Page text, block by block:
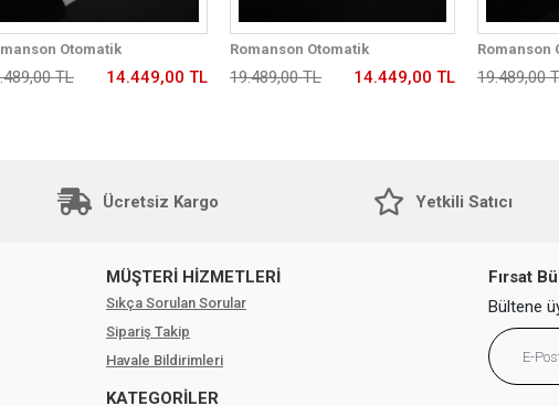
Otomatik
Premium Erkek
Saati 5 ATM Suya Dayanıklı 2
TL 14.449,00 TL
Romanson Otomatik
Mekanizmalı Premium Erkek
Kol Saati 5 ATM Suya Dayanıklı 2
19.489,00 TL 14.449,00 TL
Romanson
Kol Saati 5
19.489,00
Ücretsiz Kargo Yetkili Satıcı
MÜŞTERİ HİZMETLERİ
Sıkça Sorulan Sorular
Sipariş Takip
Havale Bildirimleri
KATEGORİLER
Fırsat
Bültene